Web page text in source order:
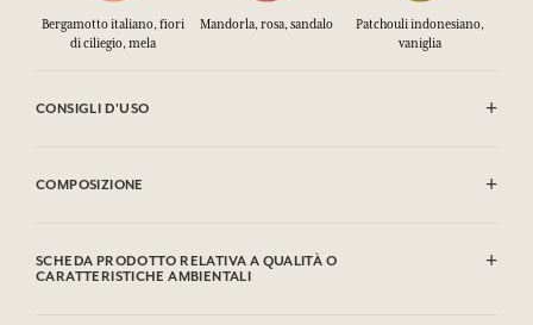
Bergamotto italiano, fiori
di ciliegio, mela
Mandorla, rosa, sandalo
Patchouli indonesiano,
vaniglia
CONSIGLI D'USO
COMPOSIZIONE
Hydroxycitronellal, Limonene, Citronellol, Linalool, Coumarin,
Alpha-Isomethyl lonone, Farnesol, Citral.
SCHEDA PRODOTTO RELATIVA A QUALITÀ O
CARATTERISTICHE AMBIENTALI